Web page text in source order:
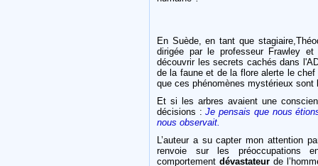
En Suède, en tant que
dirigée par le professeur Frawley
découvrir les secrets cachés dans
de la faune et de la flore alerte le chef
que ces phénomènes mystérieux
Et si les arbres avaient une
décisions :Je pensais que nous
nous observait.
L’auteur a su capter mon attention
renvoie sur les préoccupations
comportement dévastateurde